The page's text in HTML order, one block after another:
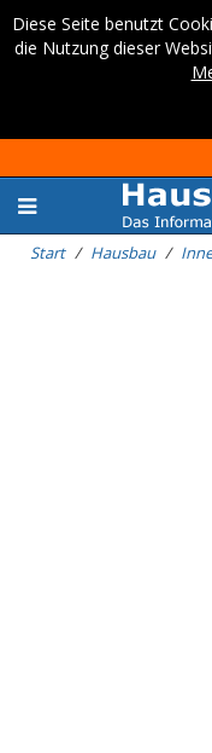
Diese Seite benutzt
die Nutzung dieser
Start Hausbau